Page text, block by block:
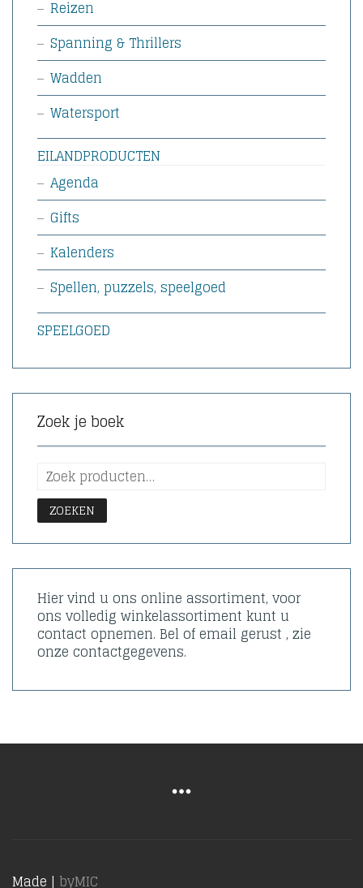
Reizen
Spanning & Thrillers
Wadden
Watersport
EILANDPRODUCTEN
Agenda
Gifts
Kalenders
Spellen, puzzels, speelgoed
SPEELGOED
Zoek je boek
ZOEKEN
Hier vind u ons online assortiment, voor
ons volledig winkelassortiment kunt u
contact opnemen. Bel of email gerust , zie
onze contactgegevens.
Made | byMIC